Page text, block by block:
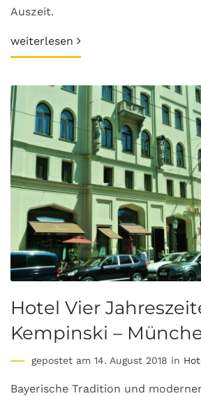
Auszeit.
weiterlesen
Hotel Vier
Kempinski –
gepostet am 14. August 2018 in
Bayerische Tradition und